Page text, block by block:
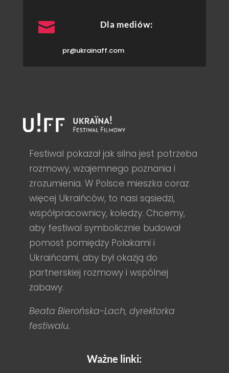
 Dla mediów:
pr@ukrainaff.com
Festiwal pokazał jak silna jest potrzeba
rozmowy, wzajemnego poznania i
zrozumienia. W Polsce mieszka coraz
więcej Ukraińców, to nasi sąsiedzi,
współpracownicy, koledzy. Chcemy,
aby festiwal symbolicznie budował
pomost pomiędzy Polakami i
Ukraińcami, aby był okazją do
partnerskiej rozmowy i wspólnej
zabawy.
Beata Bierońska-Lach, dyrektorka
festiwalu.
Ważne linki: